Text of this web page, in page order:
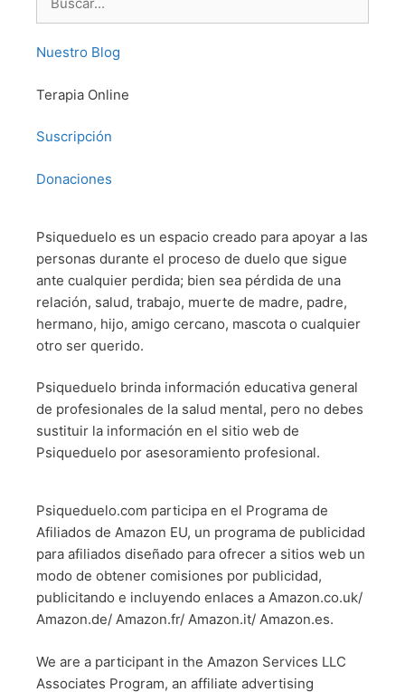
Nuestro Blog
Terapia Online
Suscripción
Donaciones
Psiqueduelo es un espacio creado para apoyar a las
personas durante el proceso de duelo que sigue
ante cualquier perdida; bien sea pérdida de una
relación, salud, trabajo, muerte de madre, padre,
hermano, hijo, amigo cercano, mascota o cualquier
otro ser querido.
Psiqueduelo brinda información educativa general
de profesionales de la salud mental, pero no debes
sustituir la información en el sitio web de
Psiqueduelo por asesoramiento profesional.
Psiqueduelo.com participa en el Programa de
Afiliados de Amazon EU, un programa de publicidad
para afiliados diseñado para ofrecer a sitios web un
modo de obtener comisiones por publicidad,
publicitando e incluyendo enlaces a Amazon.co.uk/
Amazon.de/ Amazon.fr/ Amazon.it/ Amazon.es.
We are a participant in the Amazon Services LLC
Associates Program, an affiliate advertising